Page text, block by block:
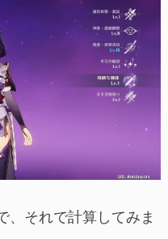
、それで計算してみま